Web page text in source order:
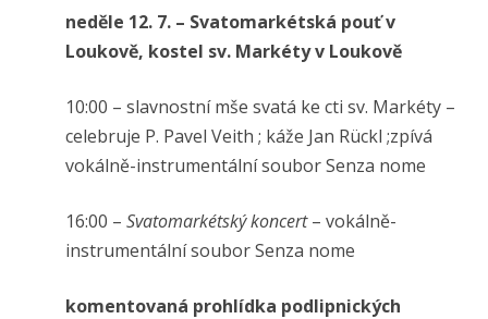
neděle 12. 7. – Svatomarkétská pouť v
Loukově, kostel sv. Markéty v Loukově
10:00 – slavnostní mše svatá ke cti sv. Markéty –
celebruje P. Pavel Veith ; káže Jan Rückl ;zpívá
vokálně-instrumentální soubor Senza nome
16:00 – Svatomarkétský koncert– vokálně-
instrumentální soubor Senza nome
komentovaná prohlídka podlipnických